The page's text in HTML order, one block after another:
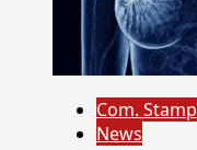
Com.
News